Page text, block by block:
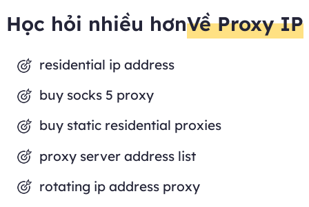
Học hỏi nhiều hơnVề Proxy IP
residential ip address
buy socks 5 proxy
buy static residential proxies
proxy server address list
rotating ip address proxy